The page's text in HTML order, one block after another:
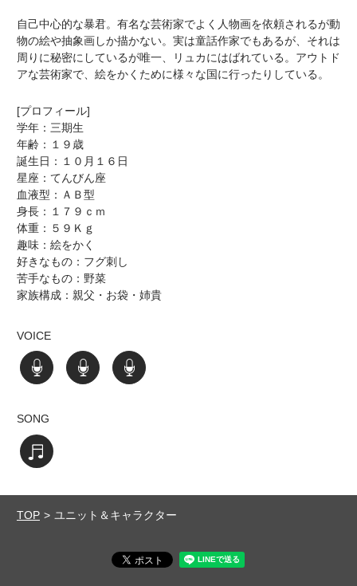
自己中心的な暴君。有名な芸術家でよく人物画を依頼されるが動
物の絵や抽象画しか描かない。実は童話作家でもあるが、それは
周りに秘密にしているが唯一、リュカにはばれている。アウトド
アな芸術家で、絵をかくために様々な国に行ったりしている。
[プロフィール]
学年：三期生
年齢：１９歳
誕生日：１０月１６日
星座：てんびん座
血液型：ＡＢ型
身長：１７９ｃｍ
体重：５９Ｋｇ
趣味：絵をかく
好きなもの：フグ刺し
苦手なもの：野菜
家族構成：親父・お袋・姉貴
VOICE
SONG
TOP ユニット＆キャラクター